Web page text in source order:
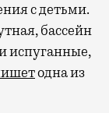
с детьми.
бассейн
испуганные,
одна из